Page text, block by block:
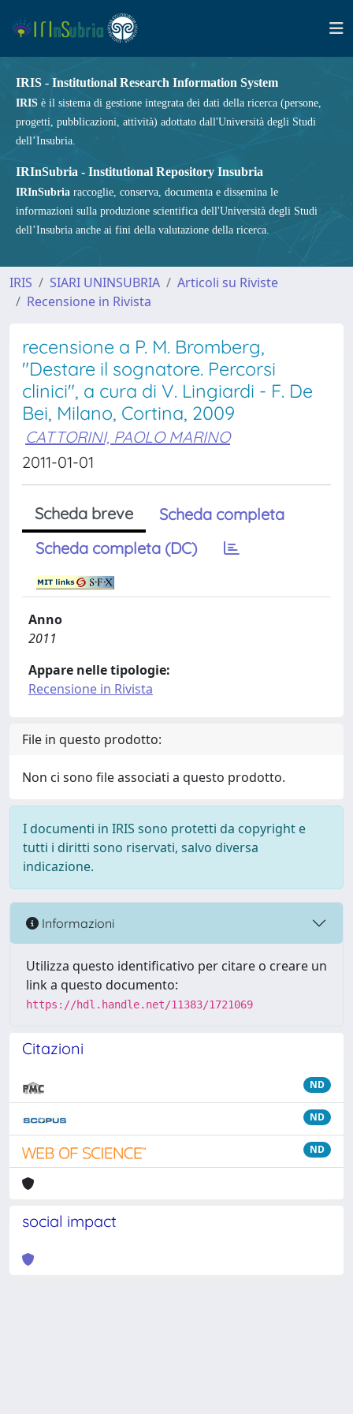
IRIS - Institutional Research Information System
IRIS è il sistema di gestione integrata dei dati della ricerca (persone,
progetti, pubblicazioni, attività) adottato dall'Università degli Studi
dell’Insubria.
IRInSubria - Institutional Repository Insubria
IRInSubria raccoglie, conserva, documenta e dissemina le
informazioni sulla produzione scientifica dell'Università degli Studi
dell’Insubria anche ai fini della valutazione della ricerca.
IRIS SIARI UNINSUBRIA
Articoli su Riviste
Recensione in Rivista
recensione a P. M. Bromberg,
"Destare il sognatore. Percorsi
clinici", a cura di V. Lingiardi - F. De
Bei, Milano, Cortina, 2009
CATTORINI, PAOLO MARINO
2011-01-01
Scheda breve
Scheda completa
Scheda completa (DC)
Anno
2011
Appare nelle tipologie:
Recensione in Rivista
File in questo prodotto:
Non ci sono file associati a questo prodotto.
I documenti in IRIS sono protetti da copyright e
tutti i diritti sono riservati, salvo diversa
indicazione.
Informazioni
Utilizza questo identificativo per citare o creare un
link a questo documento:
https://hdl.handle.net/11383/1721069
Citazioni
ND
ND
ND
social impact